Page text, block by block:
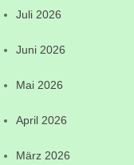
Juli 2026
Juni 2026
Mai 2026
April 2026
März 2026